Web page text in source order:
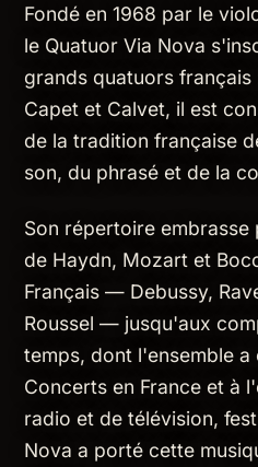
Fondé en 1968 par le
le Quatuor Via Nova
grands quatuors français
Capet et Calvet, il est
de la tradition française
son, du phrasé et de la
Son répertoire embrasse
de Haydn, Mozart et
Français — Debussy,
Roussel — jusqu'aux
temps, dont l'ensemble
Concerts en France et à
radio et de télévision,
Nova a porté cette